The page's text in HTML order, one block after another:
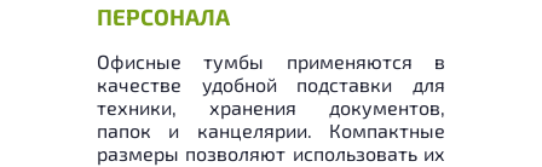
ПЕРСОНАЛА
Офисные тумбы применяются в
качестве удобной подставки для
техники, хранения документов,
папок и канцелярии. Компактные
размеры позволяют использовать их